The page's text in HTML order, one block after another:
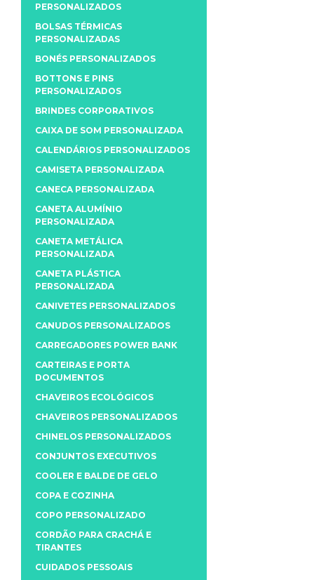
PERSONALIZADOS
BOLSAS TÉRMICAS
PERSONALIZADAS
BONÉS PERSONALIZADOS
BOTTONS E PINS
PERSONALIZADOS
BRINDES CORPORATIVOS
CAIXA DE SOM PERSONALIZADA
CALENDÁRIOS PERSONALIZADOS
CAMISETA PERSONALIZADA
CANECA PERSONALIZADA
CANETA ALUMÍNIO
PERSONALIZADA
CANETA METÁLICA
PERSONALIZADA
CANETA PLÁSTICA
PERSONALIZADA
CANIVETES PERSONALIZADOS
CANUDOS PERSONALIZADOS
CARREGADORES POWER BANK
CARTEIRAS E PORTA
DOCUMENTOS
CHAVEIROS ECOLÓGICOS
CHAVEIROS PERSONALIZADOS
CHINELOS PERSONALIZADOS
CONJUNTOS EXECUTIVOS
COOLER E BALDE DE GELO
COPA E COZINHA
COPO PERSONALIZADO
CORDÃO PARA CRACHÁ E
TIRANTES
CUIDADOS PESSOAIS